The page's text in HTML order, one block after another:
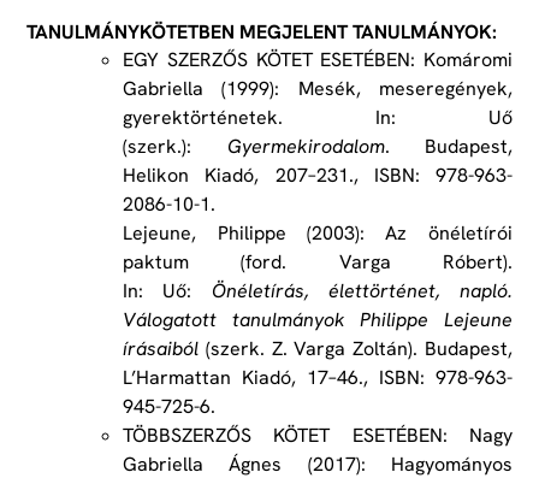
TANULMÁNYKÖTETBEN MEGJELENT TANULMÁNYOK:
EGY SZERZŐS KÖTET ESETÉBEN: Komáromi
Gabriella (1999): Mesék, meseregények,
gyerektörténetek. In: Uő
(szerk.): Gyermekirodalom. Budapest,
Helikon Kiadó, 207–231., ISBN: 978-963-
2086-10-1.
Lejeune, Philippe (2003): Az önéletírói
paktum (ford. Varga Róbert).
In: Uő: Önéletírás, élettörténet, napló.
Válogatott tanulmányok Philippe Lejeune
írásaiból (szerk. Z. Varga Zoltán). Budapest,
L’Harmattan Kiadó, 17–46., ISBN: 978-963-
945-725-6.
TÖBBSZERZŐS KÖTET ESETÉBEN: Nagy
Gabriella Ágnes (2017): Hagyományos